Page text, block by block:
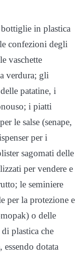
in plastica
confezioni degli
vaschette
verdura; gli
patatine, i
i piatti
le salse (senape,
per i
sagomati delle
per vendere e
le seminiere
per la protezione e
o delle
plastica che
dotata